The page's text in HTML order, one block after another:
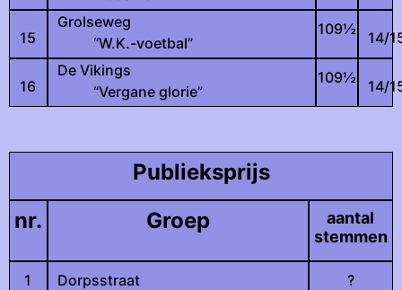
15
Grolseweg
“W.K.-voetbal”
109½ 14/
16
De Vikings
“Vergane glorie”
109½ 14/
Publieksprijs
nr.
Groep
aantal
stemmen
1 Dorpsstraat
?